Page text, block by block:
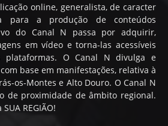
online, generalista, de caracter
para a produção de conteúdos
do Canal N passa por adquirir,
em vídeo e torna-las acessíveis
plataformas. O Canal N divulga e
base em manifestações, relativa à
os-Montes e Alto Douro. O Canal N
de proximidade de âmbito regional.
REGIÃO!